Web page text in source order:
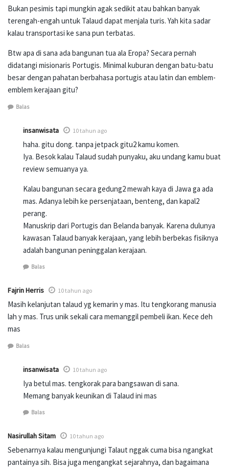
Bukan pesimis tapi mungkin agak sedikit atau bahkan banyak
terengah-engah untuk Talaud dapat menjala turis. Yah kita sadar
kalau transportasi ke sana pun terbatas.
Btw apa di sana ada bangunan tua ala Eropa? Secara pernah
didatangi misionaris Portugis. Minimal kuburan dengan batu-batu
besar dengan pahatan berbahasa portugis atau latin dan emblem-
emblem kerajaan gitu?
Balas
insanwisata 10 tahun ago
haha. gitu dong. tanpa jetpack gitu2 kamu komen.
Iya. Besok kalau Talaud sudah punyaku, aku undang kamu buat
review semuanya ya.
Kalau bangunan secara gedung2 mewah kaya di Jawa ga ada
mas. Adanya lebih ke persenjataan, benteng, dan kapal2
perang.
Manuskrip dari Portugis dan Belanda banyak. Karena dulunya
kawasan Talaud banyak kerajaan, yang lebih berbekas fisiknya
adalah bangunan peninggalan kerajaan.
Balas
Fajrin Herris 10 tahun ago
Masih kelanjutan talaud yg kemarin y mas. Itu tengkorang manusia
lah y mas. Trus unik sekali cara memanggil pembeli ikan. Kece deh
mas
Balas
insanwisata 10 tahun ago
Iya betul mas. tengkorak para bangsawan di sana.
Memang banyak keunikan di Talaud ini mas
Balas
Nasirullah Sitam 10 tahun ago
Sebenarnya kalau mengunjungi Talaut nggak cuma bisa ngangkat
pantainya sih. Bisa juga mengangkat sejarahnya, dan bagaimana